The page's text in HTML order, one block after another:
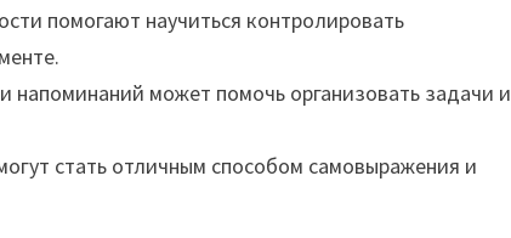
помогают научиться контролировать
напоминаний может помочь организовать задачи и
стать отличным способом самовыражения и